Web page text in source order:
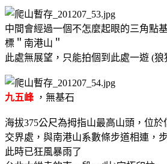
中間會經過一個不怎麼起眼的三角點
標＂南港山＂
此處無展望，只能拍個到此處一遊 (狼
九五峰，無基石
海拔375公尺為拇指山最高山頭，位
交界處，與南港山系數條步道相連，
此時已狂風暴雨了